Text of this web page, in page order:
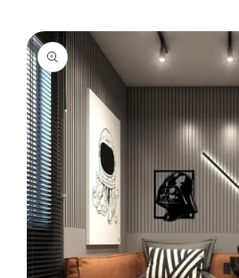
directamente
a la
información
del producto